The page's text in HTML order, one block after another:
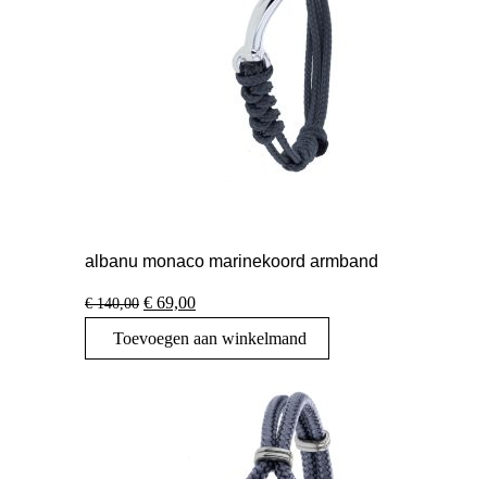
albanu monaco marinekoord armband
€140,00 Oorspronkelijke
prijs
was:
€ 140,00.
€ 69,00Huidige
prijs
is:
€ 69,00.
Toevoegen aan winkelmand